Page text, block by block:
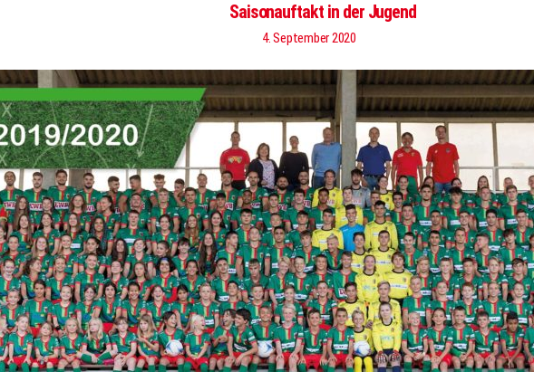
Saisonauftakt in der Jugend
4. September 2020